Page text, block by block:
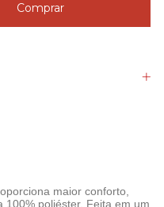
maior conforto,
poliéster. Feita em um